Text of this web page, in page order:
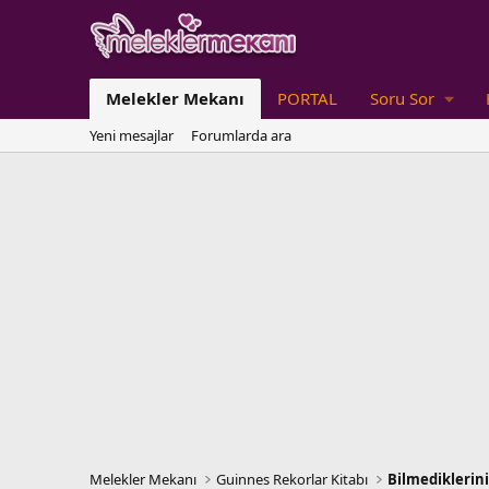
Melekler Mekanı PORTAL Soru Sor
Yeni mesajlar Forumlarda ara
Melekler Mekanı Guinnes Rekorlar Kitabı